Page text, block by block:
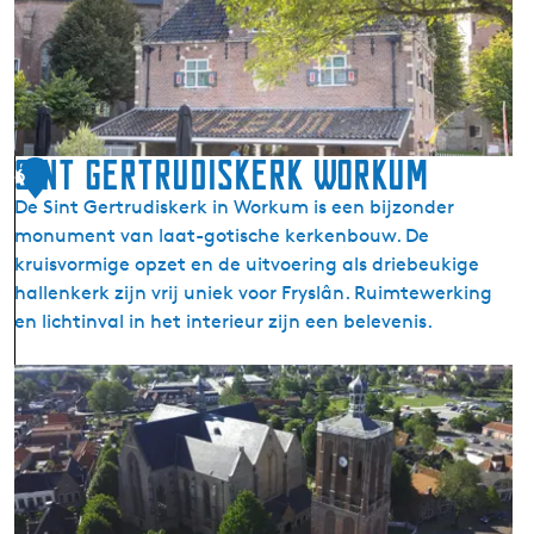
s
e
u
m
u
s
e
u
m
W
a
r
k
u
m
s
E
r
f
s
k
i
6
Sint Gertrudiskerk Workum
De Sint Gertrudiskerk in Workum is een bijzonder
monument van laat-gotische kerkenbouw. De
kruisvormige opzet en de uitvoering als driebeukige
hallenkerk zijn vrij uniek voor Fryslân. Ruimtewerking
en lichtinval in het interieur zijn een belevenis.
S
i
n
t
G
e